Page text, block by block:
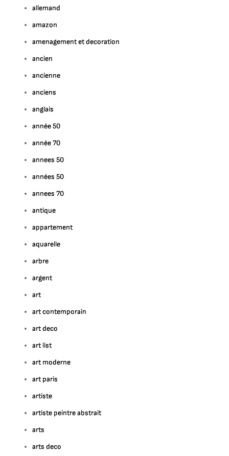
allemand
amazon
amenagement et decoration
ancien
ancienne
anciens
anglais
année 50
année 70
annees 50
années 50
annees 70
antique
appartement
aquarelle
arbre
argent
art
art contemporain
art deco
art list
art moderne
art paris
artiste
artiste peintre abstrait
arts
arts deco